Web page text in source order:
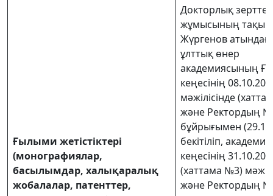
Ғылыми жетістіктері
(монографиялар,
басылымдар, халықаралық
жобалалар, патенттер,
Докторлық зерттеу
жұмысының
Жүргенов
ұлттық өнер
академиясының
кеңесінің
мәжілісінде
және Ректордың №
бұйрығымен
бекітіліп,
кеңесінің
(хаттама №3)
және Ректордың №